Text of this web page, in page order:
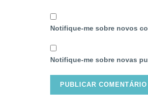
Notifique-me sobre novos
Notifique-me sobre novas